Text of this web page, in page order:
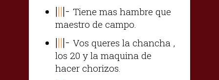
||||- Tiene mas hambre que
maestro de campo.
||||- Vos queres la chancha ,
los 20 y la maquina de
hacer chorizos.